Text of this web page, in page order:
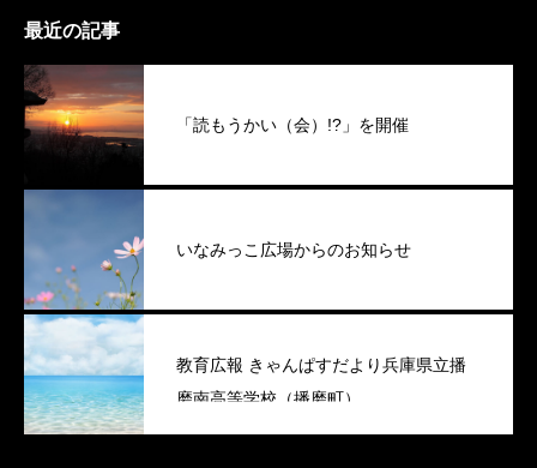
最近の記事
「読もうかい（会）!?」を開催
いなみっこ広場からのお知らせ
教育広報 きゃんぱすだより兵庫県立播
磨南高等学校（播磨町）